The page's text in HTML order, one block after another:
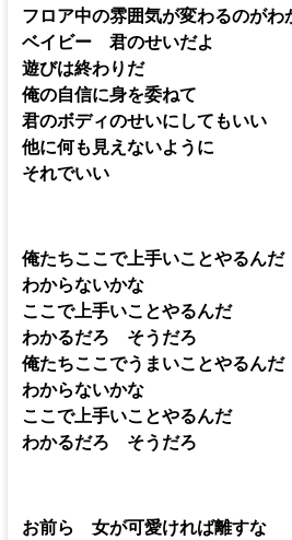
フロア中の雰囲気が変わるのがわ
ベイビー 君のせいだよ
遊びは終わりだ
俺の自信に身を委ねて
君のボディのせいにしてもいい
他に何も見えないように
それでいい
俺たちここで上手いことやるんだ
わからないかな
ここで上手いことやるんだ
わかるだろ そうだろ
俺たちここでうまいことやるんだ
わからないかな
ここで上手いことやるんだ
わかるだろ そうだろ
お前ら 女が可愛ければ離すな